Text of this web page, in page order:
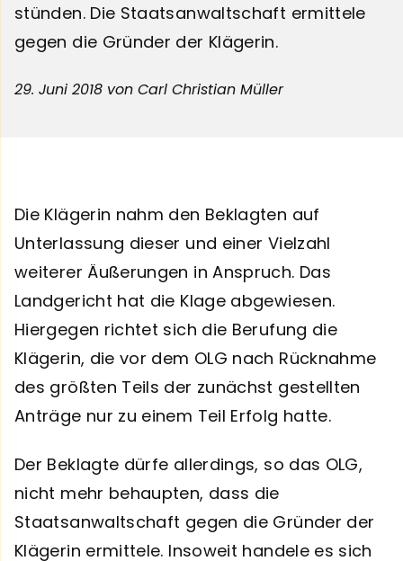
stünden. Die Staatsanwaltschaft ermittele
gegen die Gründer der Klägerin.
29. Juni 2018 von Carl Christian Müller
Die Klägerin nahm den Beklagten auf
Unterlassung dieser und einer Vielzahl
weiterer Äußerungen in Anspruch. Das
Landgericht hat die Klage abgewiesen.
Hiergegen richtet sich die Berufung die
Klägerin, die vor dem OLG nach Rücknahme
des größten Teils der zunächst gestellten
Anträge nur zu einem Teil Erfolg hatte.
Der Beklagte dürfe allerdings, so das OLG,
nicht mehr behaupten, dass die
Staatsanwaltschaft gegen die Gründer der
Klägerin ermittele. Insoweit handele es sich